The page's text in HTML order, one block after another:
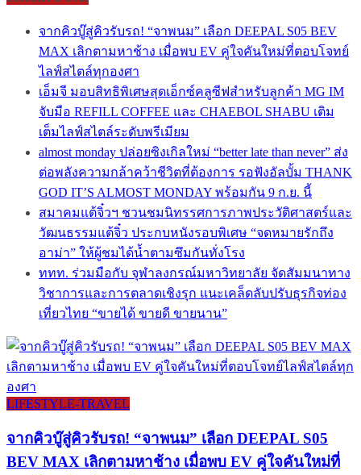
จากคิวบู๊สู่คิวรับรถ! “จาพนม” เลือก DEEPAL S05 BEV
MAX เลิกตามหาช้าง เมื่อพบ EV คู่ใจคันใหม่ที่ตอบโจทย์
ไลฟ์สไตล์ทุกองศา
เอ็มจี มอบสิทธิพิเศษสุดเอ็กซ์คลูซีฟสำหรับลูกค้า MG IM
จับมือ REFILL COFFEE และ CHAEBOL SHABU เติม
เต็มไลฟ์สไตล์ระดับพรีเมียม
almost monday ปล่อยซิงเกิลใหม่ “better late than never” ส่ง
ต่อพลังความกล้าคว้าชีวิตที่ต้องการ รอฟังอัลบั้ม THANK
GOD IT’S ALMOST MONDAY พร้อมกัน 9 ก.ย. นี้
สมาคมแต้จิ๋วฯ ชวนชมนิทรรศการภาพประวัติศาสตร์และ
วัฒนธรรมแต้จิ๋ว ประกบหนังรอบพิเศษ “จดหมายรักถึง
อาม่า” ให้ผู้ชมได้น้ำตามซึมกันทั่งโรง
ททท. ร่วมมือกับ จุฬาลงกรณ์มหาวิทยาลัย จัดสัมมนาทาง
วิชาการและการตลาดเชิงรุก แนะเคล็ดลับปรับธุรกิจท่อง
เที่ยวไทย “ขายได้ ขายดี ขายนาน”
LIFESTYLE​-TRAVEL​
จากคิวบู๊สู่คิวรับรถ! “จาพนม” เลือก DEEPAL S05
BEV MAX เลิกตามหาช้าง เมื่อพบ EV คู่ใจคันใหม่ที่